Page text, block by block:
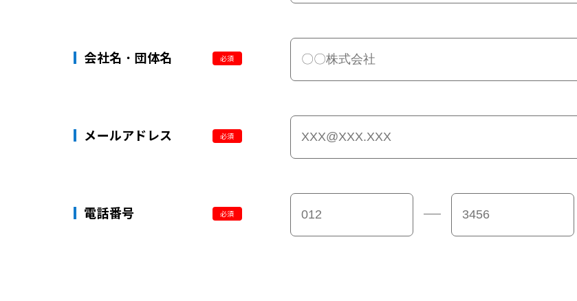
会社名・団体名 必須
メールアドレス 必須
電話番号 必須